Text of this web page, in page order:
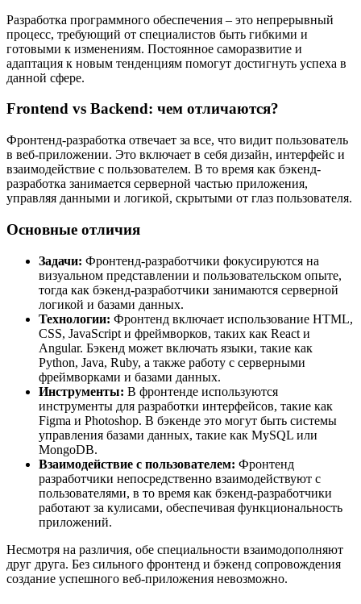
Разработка программного обеспечения – это непрерывный
процесс, требующий от специалистов быть гибкими и
готовыми к изменениям. Постоянное саморазвитие и
адаптация к новым тенденциям помогут достигнуть успеха в
данной сфере.
Frontend vs Backend: чем отличаются?
Фронтенд-разработка отвечает за все, что видит пользователь
в веб-приложении. Это включает в себя дизайн, интерфейс и
взаимодействие с пользователем. В то время как бэкенд-
разработка занимается серверной частью приложения,
управляя данными и логикой, скрытыми от глаз пользователя.
Основные отличия
Задачи: Фронтенд-разработчики фокусируются на
визуальном представлении и пользовательском опыте,
тогда как бэкенд-разработчики занимаются серверной
логикой и базами данных.
Технологии: Фронтенд включает использование HTML,
CSS, JavaScript и фреймворков, таких как React и
Angular. Бэкенд может включать языки, такие как
Python, Java, Ruby, а также работу с серверными
фреймворками и базами данных.
Инструменты: В фронтенде используются
инструменты для разработки интерфейсов, такие как
Figma и Photoshop. В бэкенде это могут быть системы
управления базами данных, такие как MySQL или
MongoDB.
Взаимодействие с пользователем: Фронтенд
разработчики непосредственно взаимодействуют с
пользователями, в то время как бэкенд-разработчики
работают за кулисами, обеспечивая функциональность
приложений.
Несмотря на различия, обе специальности взаимодополняют
друг друга. Без сильного фронтенд и бэкенд сопровождения
создание успешного веб-приложения невозможно.